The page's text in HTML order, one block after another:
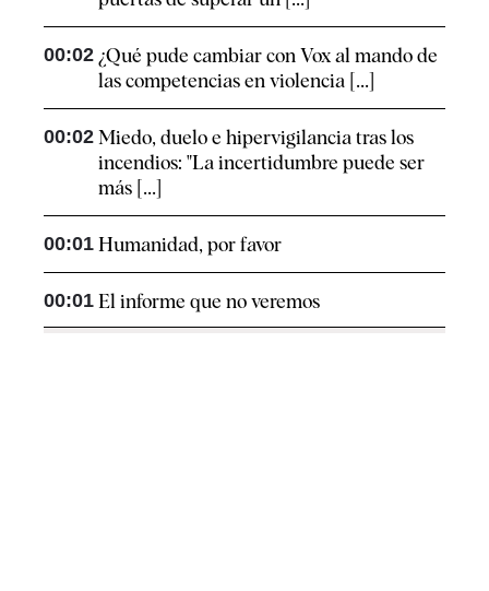
00:02 ¿Qué pude cambiar con Vox al mando de
las competencias en violencia [...]
00:02 Miedo, duelo e hipervigilancia tras los
incendios: "La incertidumbre puede ser
más [...]
00:01 Humanidad, por favor
00:01 El informe que no veremos